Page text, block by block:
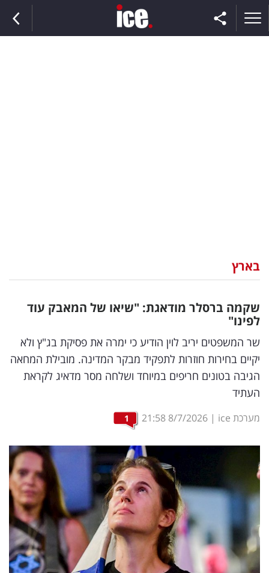
וצרכנות
דיגיטל
וטק
שיווק
ופרסום
משפט
מדדים
דעות
רכילות
עסקית
קריפטו
בארץ
שקמה ברסלר מודאגת: "שיאו של המאבק עוד
לפינו"
שר המשפטים יריב לוין הודיע כי ימרה את פסיקת בג"ץ ולא
יקיים בחירות חוזרות לתפקיד מבקר המדינה. מובילת המחאה
הגיבה בטונים חריפים במיוחד ושלחה מסר מדאיג לקראת
העתיד
מערכת ice |
8/7/2026
21:58
1